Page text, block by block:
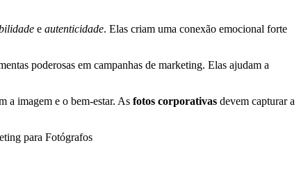
e autenticidade. Elas criam uma conexão emocional forte
poderosas em campanhas de marketing. Elas ajudam a
a imagem e o bem-estar. As fotos corporativas devem capturar a